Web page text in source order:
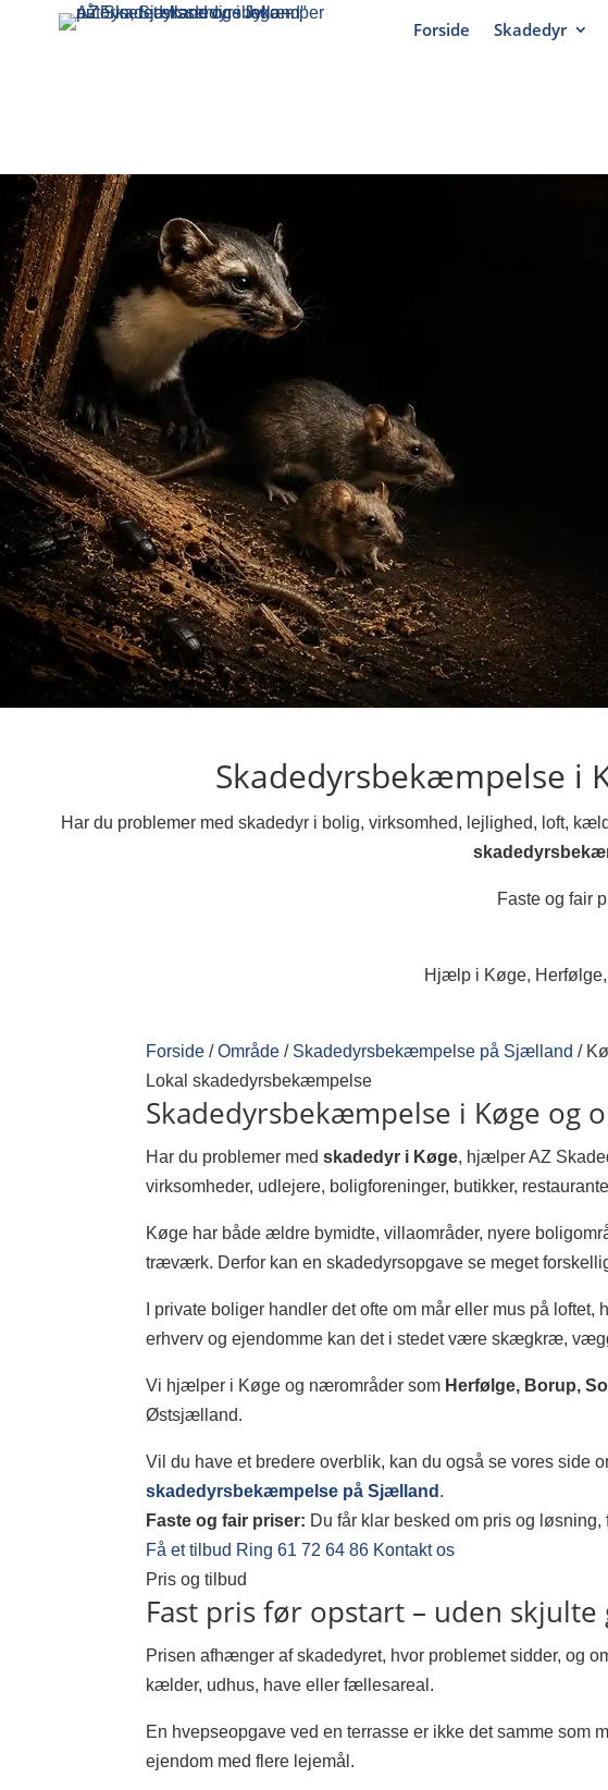
Forside Skadedyr
Skadedyrsbekæmpelse i
Har du problemer med skadedyr i bolig, virksomhed, lejlighed, loft,
Faste og fair
Hjælp i Køge,
Forside / Område / Skadedyrsbekæmpelse på Sjælland /
Lokal skadedyrsbekæmpelse
Skadedyrsbekæmpelse i Køge og
Har du problemer medskadedyr i Køge, hjælper AZ
virksomheder, udlejere, boligforeninger, butikker,
Køge har både ældre bymidte, villaområder, nyere
træværk. Derfor kan en skadedyrsopgave se meget
I private boliger handler det ofte om mår eller mus på
erhverv og ejendomme kan det i stedet være skægkræ,
Vi hjælper i Køge og nærområder som Herfølge, Borup,
Østsjælland.
Vil du have et bredere overblik, kan du også se vores side
skadedyrsbekæmpelse på Sjælland .
Faste og fair priser: Du får klar besked om pris og
Få et tilbud Ring 61 72 64 86 Kontakt os
Pris og tilbud
Fast pris før opstart – uden skjulte
Prisen afhænger af skadedyret, hvor problemet sidder, og
kælder, udhus, have eller fællesareal.
En hvepseopgave ved en terrasse er ikke det samme
ejendom med flere lejemål.